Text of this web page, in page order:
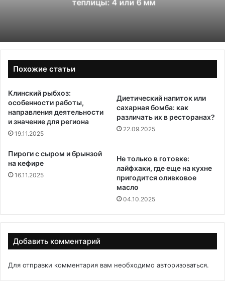
теплицы: 4 или 6 мм
Похожие статьи
Клинский рыбхоз:
особенности работы,
направления деятельности
и значение для региона
19.11.2025
Диетический напиток или
сахарная бомба: как
различать их в ресторанах?
22.09.2025
Пироги с сыром и брынзой
на кефире
16.11.2025
Не только в готовке:
лайфхаки, где еще на кухне
пригодится оливковое
масло
04.10.2025
Добавить комментарий
Для отправки комментария вам необходимо авторизоваться.